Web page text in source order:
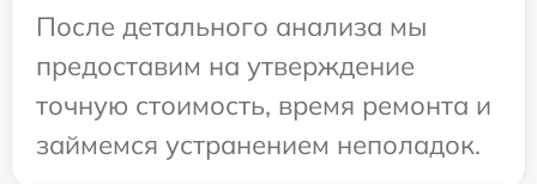
После детального анализа мы
предоставим на утверждение
точную стоимость, время ремонта и
займемся устранением неполадок.